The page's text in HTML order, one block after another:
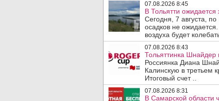
07.08.2026 8:45
В Тольятти
Сегодня, 7 августа,
осадков не
воздуха будет
07.08.2026 8:43
Тольяттинка Шнайдер
Россиянка Диана
Калинскую в третьем
Итоговый счет ..
07.08.2026 8:31
В Самарской области